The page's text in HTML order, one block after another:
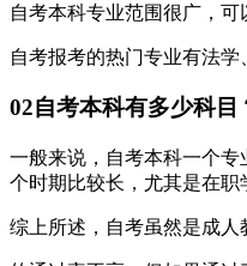
自考本科专业范围很广，
自考报考的热门专业有法
02自考本科有多少科目
一般来说，自考本科一个
个时期比较长，尤其是在职
综上所述，自考虽然是成人